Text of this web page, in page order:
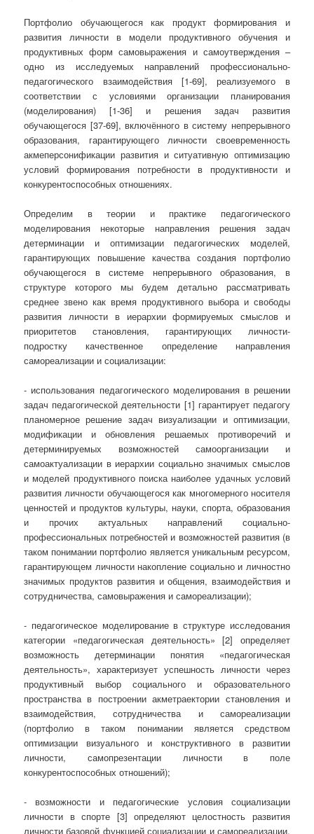
Портфолио обучающегося как продукт формирования и
развития личности в модели продуктивного обучения и
продуктивных форм самовыражения и самоутверждения –
одно из исследуемых направлений профессионально-
педагогического взаимодействия [1-69], реализуемого в
соответствии с условиями организации планирования
(моделирования) [1-36] и решения задач развития
обучающегося [37-69], включённого в систему непрерывного
образования, гарантирующего личности своевременность
акмеперсонификации развития и ситуативную оптимизацию
условий формирования потребности в продуктивности и
конкурентоспособных отношениях.
Определим в теории и практике педагогического
моделирования некоторые направления решения задач
детерминации и оптимизации педагогических моделей,
гарантирующих повышение качества создания портфолио
обучающегося в системе непрерывного образования, в
структуре которого мы будем детально рассматривать
среднее звено как время продуктивного выбора и свободы
развития личности в иерархии формируемых смыслов и
приоритетов становления, гарантирующих личности-
подростку качественное определение направления
самореализации и социализации:
- использования педагогического моделирования в решении
задач педагогической деятельности [1] гарантирует педагогу
планомерное решение задач визуализации и оптимизации,
модификации и обновления решаемых противоречий и
детерминируемых возможностей самоорганизации и
самоактуализации в иерархии социально значимых смыслов
и моделей продуктивного поиска наиболее удачных условий
развития личности обучающегося как многомерного носителя
ценностей и продуктов культуры, науки, спорта, образования
и прочих актуальных направлений социально-
профессиональных потребностей и возможностей развития (в
таком понимании портфолио является уникальным ресурсом,
гарантирующем личности накопление социально и личностно
значимых продуктов развития и общения, взаимодействия и
сотрудничества, самовыражения и самореализации);
- педагогическое моделирование в структуре исследования
категории «педагогическая деятельность» [2] определяет
возможность детерминации понятия «педагогическая
деятельность», характеризует успешность личности через
продуктивный выбор социального и образовательного
пространства в построении акметраектории становления и
взаимодействия, сотрудничества и самореализации
(портфолио в таком понимании является средством
оптимизации визуального и конструктивного в развитии
личности, самопрезентации личности в поле
конкурентоспособных отношений);
- возможности и педагогические условия социализации
личности в спорте [3] определяют целостность развития
личности базовой функцией социализации и самореализации,